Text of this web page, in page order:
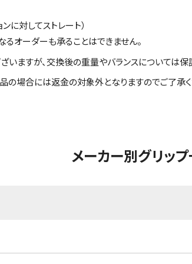
に対してストレート）
るオーダーも承ることはできません。
いますが、交換後の重量やバランスについては保
の場合には返金の対象外となりますのでご了承く
メーカー別グリッ